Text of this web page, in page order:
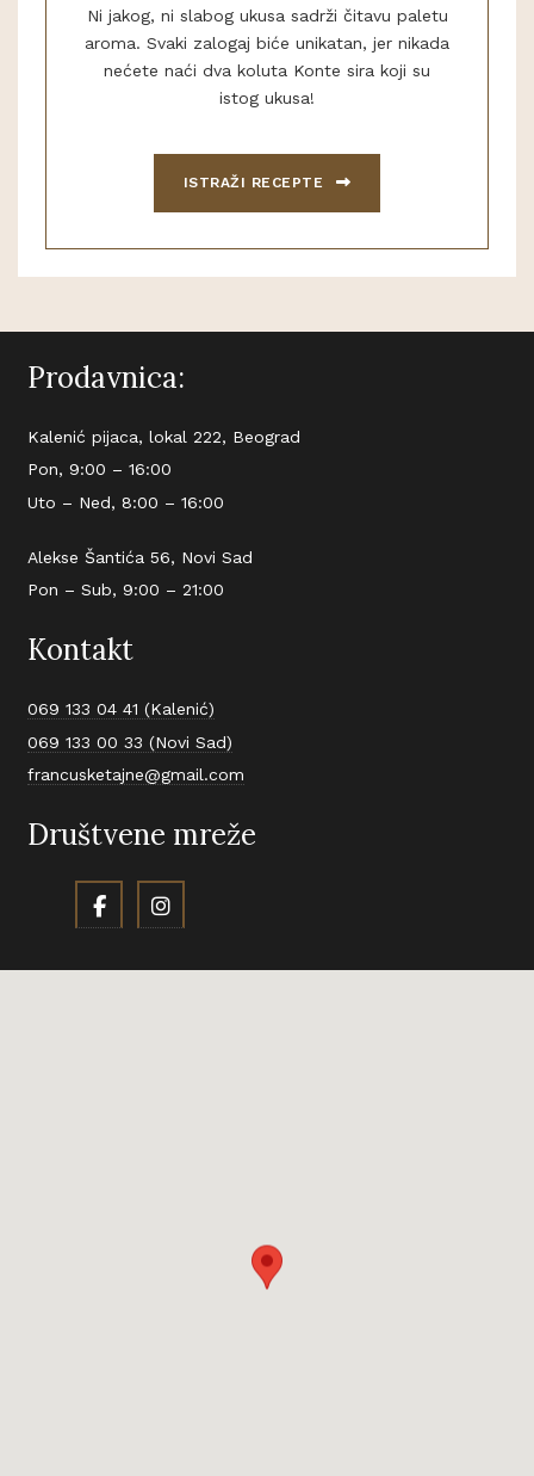
Ni jakog, ni slabog ukusa sadrži čitavu paletu
aroma. Svaki zalogaj biće unikatan, jer nikada
nećete naći dva koluta Konte sira koji su
istog ukusa!
ISTRAŽI RECEPTE
Prodavnica:
Kalenić pijaca, lokal 222, Beograd
Pon, 9:00 – 16:00
Uto – Ned, 8:00 – 16:00
Alekse Šantića 56, Novi Sad
Pon – Sub, 9:00 – 21:00
Kontakt
069 133 04 41 (Kalenić)
069 133 00 33 (Novi Sad)
francusketajne@gmail.com
Društvene mreže